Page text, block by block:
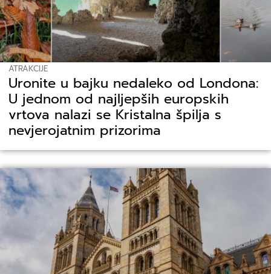
ATRAKCIJE
Uronite u bajku nedaleko od Londona:
U jednom od najljepših europskih
vrtova nalazi se Kristalna špilja s
nevjerojatnim prizorima